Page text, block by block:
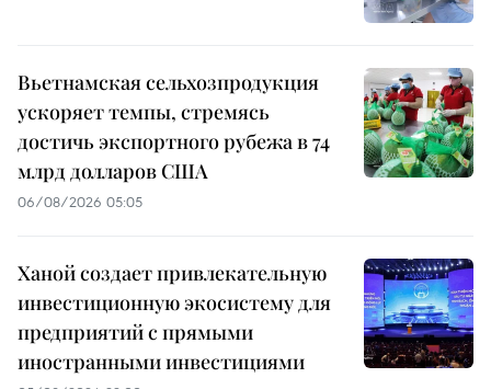
Вьетнамская сельхозпродукция
ускоряет темпы, стремясь
достичь экспортного рубежа в 74
млрд долларов США
06/08/2026 05:05
Ханой создает привлекательную
инвестиционную экосистему для
предприятий с прямыми
иностранными инвестициями